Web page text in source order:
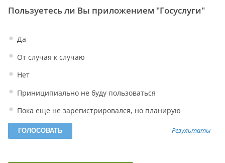
Пользуетесь ли Вы приложением "Госуслуги"
Да
От случая к случаю
Нет
Приниципиально не буду пользоваться
Пока еще не зарегистрировался, но планирую
Результаты